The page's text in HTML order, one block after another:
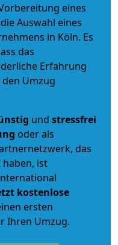
eines
Auswahl eines
in Köln. Es
das
Erfahrung
Umzug
und stressfrei
oder als
das
ist
kostenlose
ersten
Ihren Umzug.